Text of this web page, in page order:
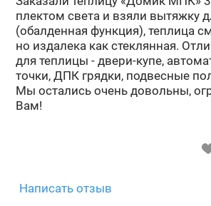
плек­том света и взяли вы­тяж­ку
(обал­ден­ная функ­ция), теп­ли­ца
но из­да­ле­ка как стек­лян­ная.
для теп­ли­цы - двери-​купе,
точ­ки, ДПК гряд­ки, под­вес­ные
Мы оста­лись очень до­воль­ны,
Вам!
Написать отзыв